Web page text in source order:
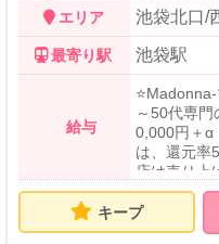
エリア 池袋北口/
最寄り駅 池袋駅
給与
～50代専
0,000円＋
は、還元率
店は売り上
ます♪ ✅雑
という形で
かれるお店
キープ